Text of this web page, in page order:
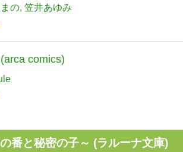
の 笠井あゆみ
comics)
番と秘密の子～ (ラルーナ文庫)